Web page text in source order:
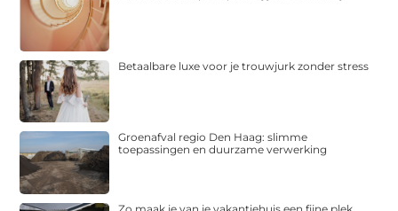
Betaalbare luxe voor je trouwjurk zonder stress
Groenafval regio Den Haag: slimme
toepassingen en duurzame verwerking